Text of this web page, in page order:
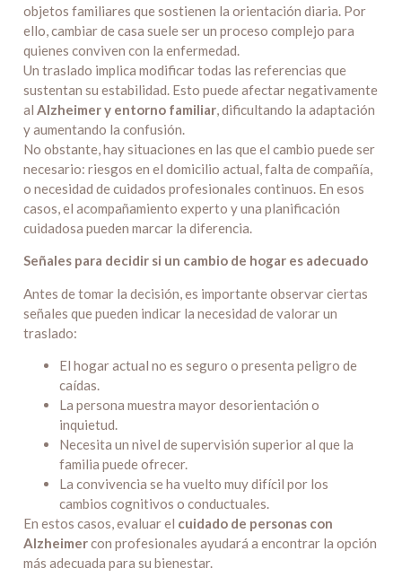
objetos familiares que sostienen la orientación diaria. Por
ello, cambiar de casa suele ser un proceso complejo para
quienes conviven con la enfermedad.
Un traslado implica modificar todas las referencias que
sustentan su estabilidad. Esto puede afectar negativamente
al Alzheimer y entorno familiar, dificultando la adaptación
y aumentando la confusión.
No obstante, hay situaciones en las que el cambio puede ser
necesario: riesgos en el domicilio actual, falta de compañía,
o necesidad de cuidados profesionales continuos. En esos
casos, el acompañamiento experto y una planificación
cuidadosa pueden marcar la diferencia.
Señales para decidir si un cambio de hogar es adecuado
Antes de tomar la decisión, es importante observar ciertas
señales que pueden indicar la necesidad de valorar un
traslado:
El hogar actual no es seguro o presenta peligro de
caídas.
La persona muestra mayor desorientación o
inquietud.
Necesita un nivel de supervisión superior al que la
familia puede ofrecer.
La convivencia se ha vuelto muy difícil por los
cambios cognitivos o conductuales.
En estos casos, evaluar el cuidado de personas con
Alzheimercon profesionales ayudará a encontrar la opción
más adecuada para su bienestar.